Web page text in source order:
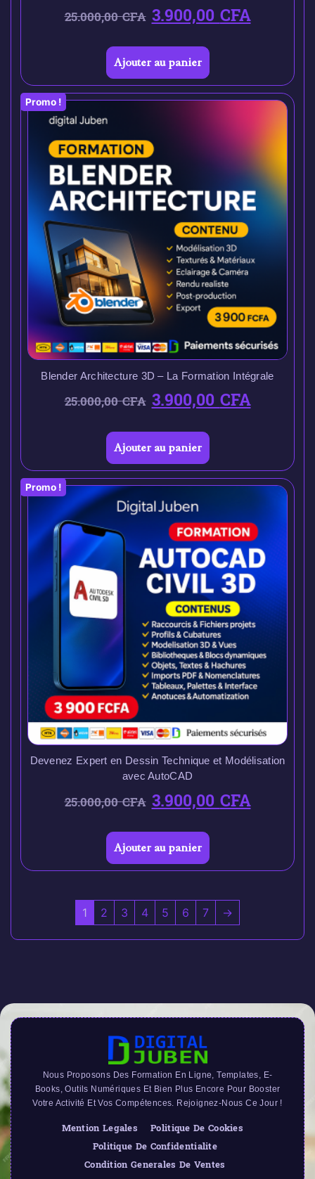
25.000,00CFA 3.900,00CFA
Ajouter au panier
Promo !
Blender Architecture 3D – La Formation Intégrale
25.000,00CFA 3.900,00CFA
Ajouter au panier
Promo !
Devenez Expert en Dessin Technique et Modélisation
avec AutoCAD
25.000,00CFA 3.900,00CFA
Ajouter au panier
1 2 3 4 5 6 7 →
Nous Proposons Des Formation En Ligne, Templates, E-
Books, Outils Numériques Et Bien Plus Encore Pour Booster
Votre Activité Et Vos Compétences. Rejoignez-Nous Ce Jour !
Mention Legales
Politique De Cookies
Politique De Confidentialite
Condition Generales De Ventes